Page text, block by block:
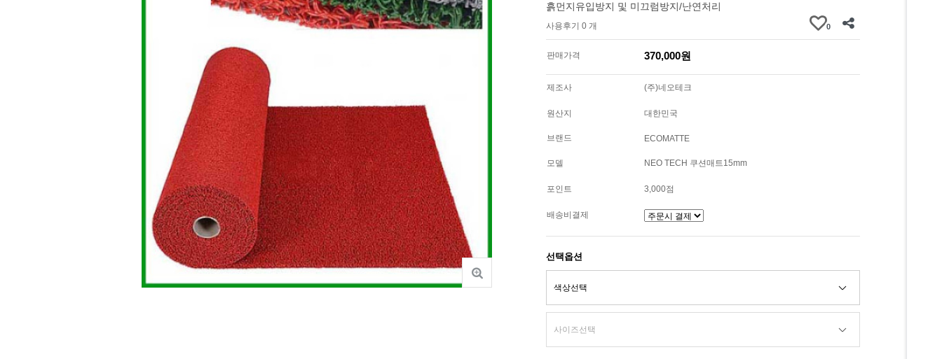
흙먼지유입방지 및 미끄럼방지/난연처리
사용후기 0 개 0
판매가격 370,000원
제조사 (주)네오테크
원산지 대한민국
브랜드 ECOMATTE
모델 NEO TECH 쿠션매트15mm
포인트 3,000점
배송비결제
선택옵션